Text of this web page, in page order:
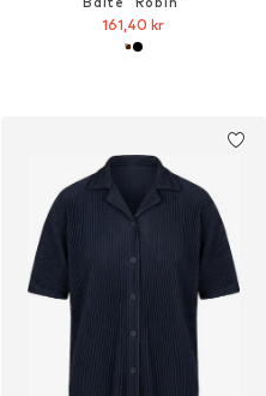
161,40 kr